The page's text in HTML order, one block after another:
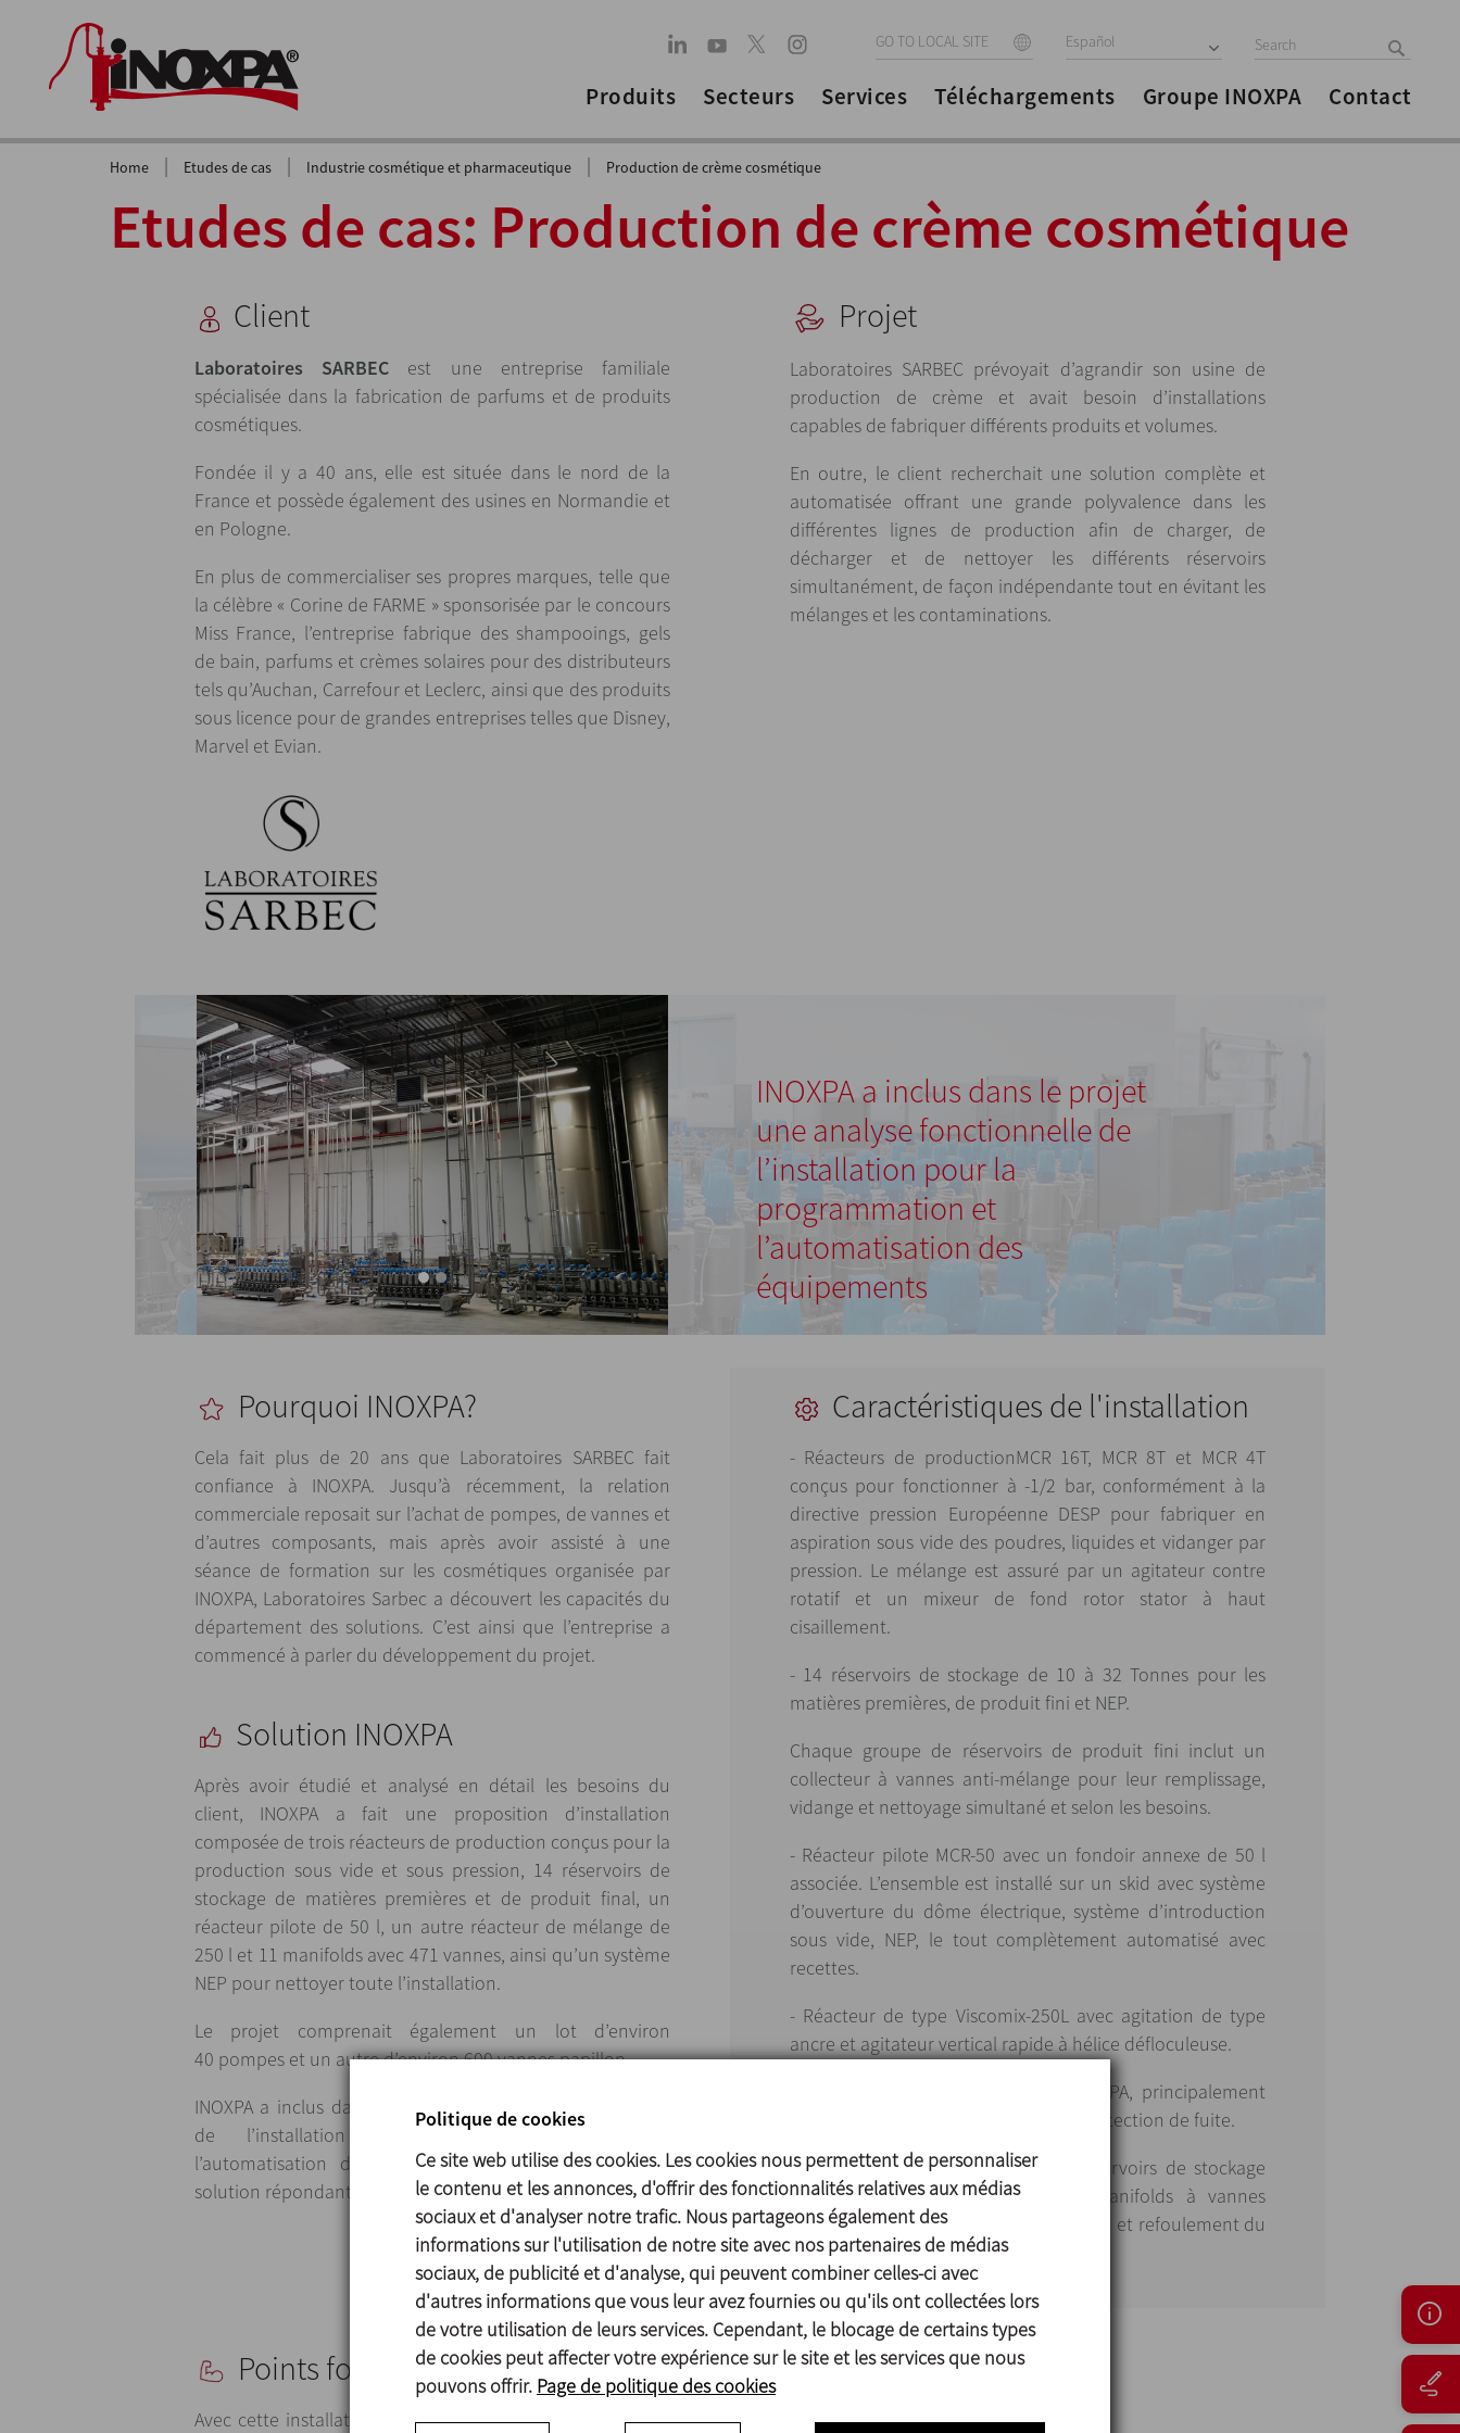
GO TO LOCAL SITE Español
Produits Secteurs Services Téléchargements Groupe INOXPA Contact
Home | Etudes de cas | Industrie cosmétique et pharmaceutique | Production de crème cosmétique
Etudes de cas: Production de crème cosmétique
Client
Laboratoires SARBECest une entreprise familiale
spécialisée dans la fabrication de parfums et de produits
cosmétiques.
Fondée il y a 40 ans, elle est située dans le nord de la
France et possède également des usines en Normandie et
en Pologne.
En plus de commercialiser ses propres marques, telle que
la célèbre « Corine de FARME » sponsorisée par le concours
Miss France, l’entreprise fabrique des shampooings, gels
de bain, parfums et crèmes solaires pour des distributeurs
tels qu’Auchan, Carrefour et Leclerc, ainsi que des produits
sous licence pour de grandes entreprises telles que Disney,
Marvel et Evian.
Projet
Laboratoires SARBEC prévoyait d’agrandir son usine de
production de crème et avait besoin d’installations
capables de fabriquer différents produits et volumes.
En outre, le client recherchait une solution complète et
automatisée offrant une grande polyvalence dans les
différentes lignes de production afin de charger, de
décharger et de nettoyer les différents réservoirs
simultanément, de façon indépendante tout en évitant les
mélanges et les contaminations.
INOXPA a inclus dans le projet
une analyse fonctionnelle de
l’installation pour la
programmation et
l’automatisation des
équipements
Pourquoi INOXPA?
Cela fait plus de 20 ans que Laboratoires SARBEC fait
confiance à INOXPA. Jusqu’à récemment, la relation
commerciale reposait sur l’achat de pompes, de vannes et
d’autres composants, mais après avoir assisté à une
séance de formation sur les cosmétiques organisée par
INOXPA, Laboratoires Sarbec a découvert les capacités du
département des solutions. C’est ainsi que l’entreprise a
commencé à parler du développement du projet.
Solution INOXPA
Après avoir étudié et analysé en détail les besoins du
client, INOXPA a fait une proposition d’installation
composée de trois réacteurs de production conçus pour la
production sous vide et sous pression, 14 réservoirs de
stockage de matières premières et de produit final, un
réacteur pilote de 50 l, un autre réacteur de mélange de
250 l et 11 manifolds avec 471 vannes, ainsi qu’un système
NEP pour nettoyer toute l’installation.
Le projet comprenait également un lot d’environ
40 pompes et un autre d’environ 600 vannes papillon.
INOXPA a inclus dans le projet une analyse fonctionnelle
de l’installation pour la programmation et
l’automatisation des équipements et a présenté une
solution répondant à l’ensemble des exigences du projet.
Caractéristiques de l'installation
- Réacteurs de productionMCR 16T, MCR 8T et MCR 4T
conçus pour fonctionner à -1/2 bar, conformément à la
directive pression Européenne DESP pour fabriquer en
aspiration sous vide des poudres, liquides et vidanger par
pression. Le mélange est assuré par un agitateur contre
rotatif et un mixeur de fond rotor stator à haut
cisaillement.
- 14 réservoirs de stockage de 10 à 32 Tonnes pour les
matières premières, de produit fini et NEP.
Chaque groupe de réservoirs de produit fini inclut un
collecteur à vannes anti-mélange pour leur remplissage,
vidange et nettoyage simultané et selon les besoins.
- Réacteur pilote MCR-50 avec un fondoir annexe de 50 l
associée. L’ensemble est installé sur un skid avec système
d’ouverture du dôme électrique, système d’introduction
sous vide, NEP, le tout complètement automatisé avec
recettes.
- Réacteur de type Viscomix-250L avec agitation de type
ancre et agitateur vertical rapide à hélice défloculeuse.
- 11 manifolds avec 471 vannes INOXPA, principalement
des vannes à clapet type INNOVA S à détection de fuite.
- Nettoyage des réacteurs et des réservoirs de stockage
avec système NEP incluant deux manifolds à vannes
INNOVA N à simple siège côté impulsion et refoulement du
NEP.
Points forts
Avec cette installation, INOXPA a été en mesure d’offrir la
Politique de cookies
Ce site web utilise des cookies. Les cookies nous permettent de personnaliser
le contenu et les annonces, d'offrir des fonctionnalités relatives aux médias
sociaux et d'analyser notre trafic. Nous partageons également des
informations sur l'utilisation de notre site avec nos partenaires de médias
sociaux, de publicité et d'analyse, qui peuvent combiner celles-ci avec
d'autres informations que vous leur avez fournies ou qu'ils ont collectées lors
de votre utilisation de leurs services. Cependant, le blocage de certains types
de cookies peut affecter votre expérience sur le site et les services que nous
pouvons offrir. Page de politique des cookies